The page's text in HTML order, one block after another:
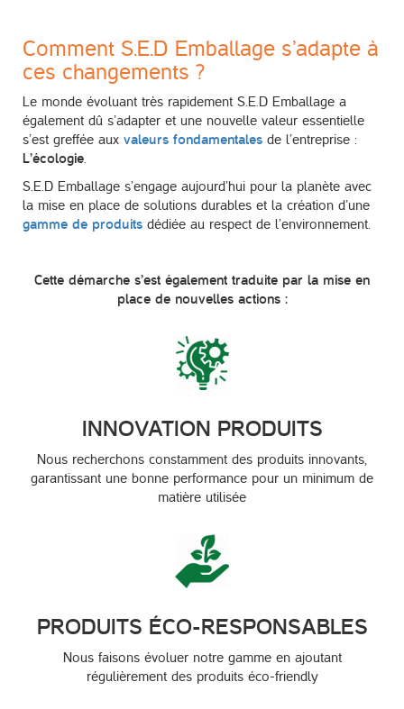
Comment S.E.D Emballage s’adapte à
ces changements ?
Le monde évoluant très rapidement S.E.D Emballage a
également dû s’adapter et une nouvelle valeur essentielle
s’est greffée aux valeurs fondamentales de l’entreprise :
L’écologie
S.E.D Emballage s’engage aujourd’hui pour la planète avec
la mise en place de solutions durables et la création d’une
gamme de produits dédiée au respect de l’environnement.
Cette démarche s’est également traduite par la mise en
place de nouvelles actions :
INNOVATION PRODUITS
Nous recherchons constamment des produits innovants,
garantissant une bonne performance pour un minimum de
matière utilisée
PRODUITS ÉCO-RESPONSABLES
Nous faisons évoluer notre gamme en ajoutant
régulièrement des produits éco-friendly